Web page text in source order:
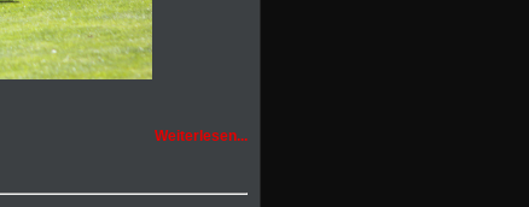
Weiterlesen...